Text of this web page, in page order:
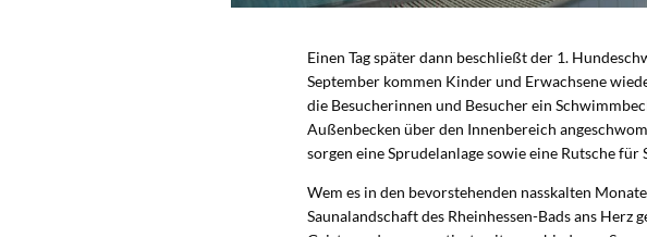
Einen Tag später dann beschließt der 1.
September kommen Kinder und Erwachsene
die Besucherinnen und Besucher ein
Außenbecken über den Innenbereich
sorgen eine Sprudelanlage sowie eine Rutsche
Wem es in den bevorstehenden nasskalten
Saunalandschaft des Rheinhessen-Bads ans